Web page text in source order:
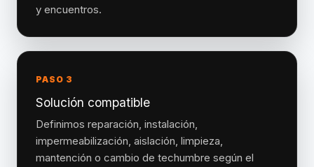
y encuentros.
PASO 3
Solución compatible
Definimos reparación, instalación,
impermeabilización, aislación, limpieza,
mantención o cambio de techumbre según el